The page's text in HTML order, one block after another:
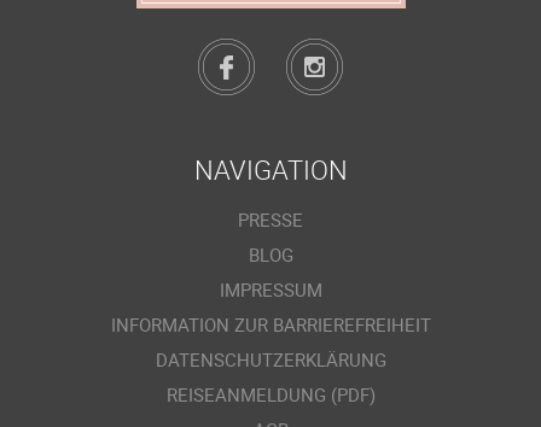
NAVIGATION
PRESSE
BLOG
IMPRESSUM
INFORMATION ZUR BARRIEREFREIHEIT
DATENSCHUTZERKLÄRUNG
REISEANMELDUNG (PDF)